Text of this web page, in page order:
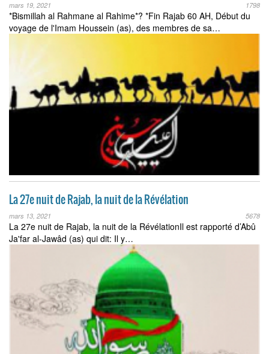
mars 19, 2021 1798
*Bismillah al Rahmane al Rahime*?️ *Fin Rajab 60 AH, Début du
voyage de l'Imam Houssein (as), des membres de sa…
La 27e nuit de Rajab, la nuit de la Révélation
mars 13, 2021 5678
La 27e nuit de Rajab, la nuit de la RévélationIl est rapporté d’Abû
Ja'far al-Jawâd (as) qui dit: Il y…